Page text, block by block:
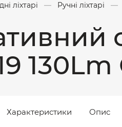
ліхтарі Ручні ліхтарі
130Lm
Характеристики Опис